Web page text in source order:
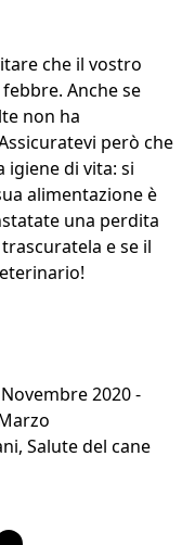
che il vostro
Anche se
non ha
però che
igiene di vita: si
alimentazione è
una perdita
e se il
2020-
, Salute del cane